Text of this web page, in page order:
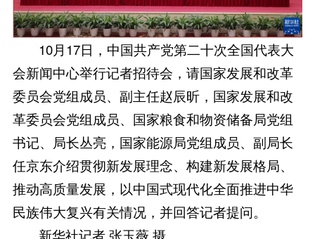
10月17日，中国共产党第二十次全国代表大
会新闻中心举行记者招待会，请国家发展和改革
委员会党组成员、副主任赵辰昕，国家发展和改
革委员会党组成员、国家粮食和物资储备局党组
书记、局长丛亮，国家能源局党组成员、副局长
任京东介绍贯彻新发展理念、构建新发展格局、
推动高质量发展，以中国式现代化全面推进中华
民族伟大复兴有关情况，并回答记者提问。
新华社记者 张玉薇 摄